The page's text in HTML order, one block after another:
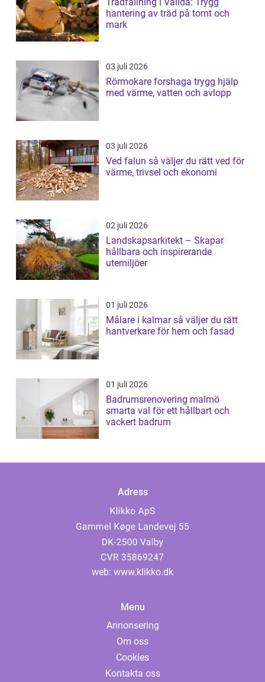
Trädfällning i Vallda: Trygg
hantering av träd på tomt och
mark
03 juli 2026
Rörmokare forshaga trygg hjälp
med värme, vatten och avlopp
03 juli 2026
Ved falun så väljer du rätt ved för
värme, trivsel och ekonomi
02 juli 2026
Landskapsarkitekt – Skapar
hållbara och inspirerande
utemiljöer
01 juli 2026
Målare i kalmar så väljer du rätt
hantverkare för hem och fasad
01 juli 2026
Badrumsrenovering malmö
smarta val för ett hållbart och
vackert badrum
Adress
web: www.klikko.dk
Menu
Annonsering
Om oss
Cookies
Kontakta oss